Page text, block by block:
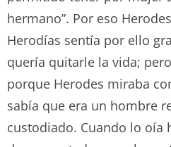
hermano”. Por eso
Herodías sentía por ello
quería quitarle la vida;
porque Herodes miraba
sabía que era un hombre
custodiado. Cuando lo oía